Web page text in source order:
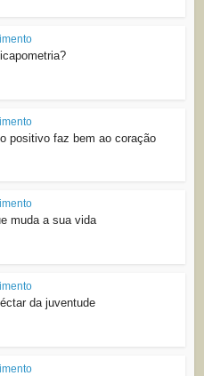
positivo faz bem ao coração
muda a sua vida
da juventude